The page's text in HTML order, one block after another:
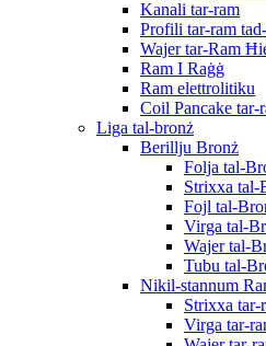
Kanali tar-ram
Profili tar-ram
Wajer tar-Ram
Ram I Raġġ
Ram elettrolitiku
Coil Pancake tar-
Liga tal-bronż
Berillju Bronż
Folja tal-
Strixxa tal-
Fojl tal-
Virga tal-
Wajer tal-
Tubu tal-
Nikil-stannum
Strixxa tar-
Virga tar-